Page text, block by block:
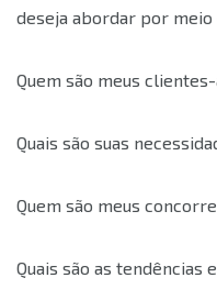
deseja abordar por meio
Quem são meus
Quais são suas
Quem são meus
Quais são as tendências